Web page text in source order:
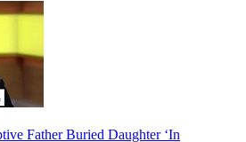
Father Buried Daughter ‘In